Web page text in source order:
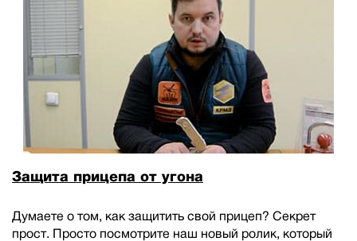
Защита прицепа от угона
Думаете о том, как защитить свой прицеп? Секрет
прост. Просто посмотрите наш новый ролик, который